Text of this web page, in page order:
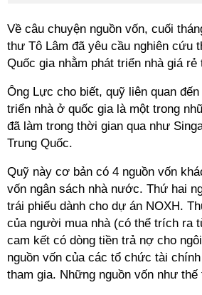
Về câu chuyện nguồn vốn, cuối
thư Tô Lâm đã yêu cầu nghiên cứu
Quốc gia nhằm phát triển nhà giá
Ông Lực cho biết, quỹ liên quan
triển nhà ở quốc gia là một trong
đã làm trong thời gian qua như
Trung Quốc.
Quỹ này cơ bản có 4 nguồn vốn
vốn ngân sách nhà nước. Thứ hai
trái phiếu dành cho dự án NOXH.
của người mua nhà (có thể trích ra
cam kết có dòng tiền trả nợ cho
nguồn vốn của các tổ chức tài
tham gia. Những nguồn vốn như